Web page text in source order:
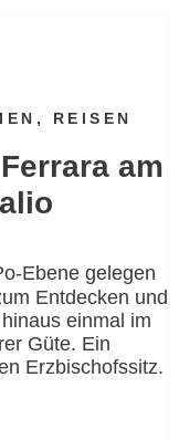
, REISEN
am
Ebene gelegen
Entdecken und
einmal im
Güte. Ein
Erzbischofssitz.